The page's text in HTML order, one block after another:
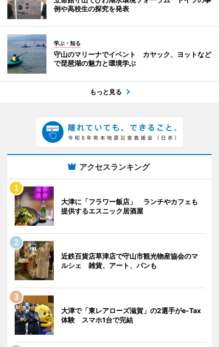
例や高校生の探究を発表
学ぶ・知る
守山のマリーナでイベント カヤック、ヨットなど
で琵琶湖の魅力と環境学ぶ
もっと見る
アクセスランキング
大津に「フラワー飯店」 ランチやカフェも
提供するエスニック居酒屋
近鉄百貨店草津店で守山市観光物産協会のマ
ルシェ 雑貨、アート、パンも
大津で「東レアローズ滋賀」の2選手がe-Tax
体験 スマホ1台で完結